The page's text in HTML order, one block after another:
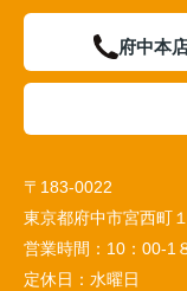
府中本
〒183-0022
東京都府中市宮西町
営業時間： 10：00-1
定休日： 水曜日